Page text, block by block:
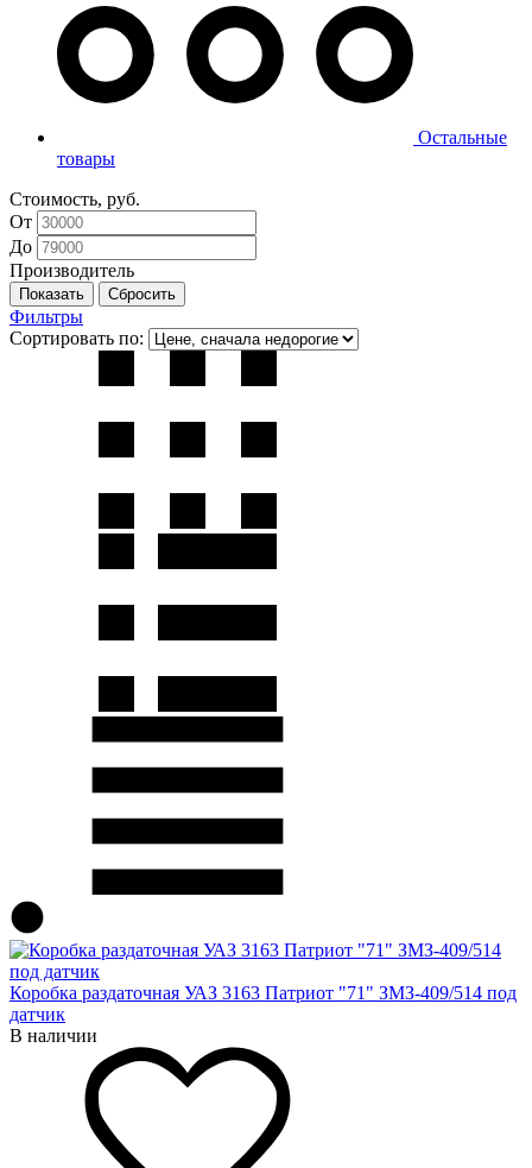
Остальные
товары
Стоимость, руб.
От
До
Производитель
Фильтры
Сортировать по:
Коробка раздаточная УАЗ 3163 Патриот "71" ЗМЗ-409/514 под
датчик
В наличии